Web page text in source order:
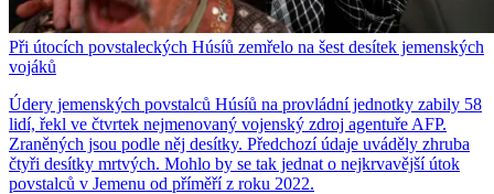
Při útocích povstaleckých Húsíů zemřelo na šest desítek jemenských
vojáků
Údery jemenských povstalců Húsíů na provládní jednotky zabily 58
lidí, řekl ve čtvrtek nejmenovaný vojenský zdroj agentuře AFP.
Zraněných jsou podle něj desítky. Předchozí údaje uváděly zhruba
čtyři desítky mrtvých. Mohlo by se tak jednat o nejkrvavější útok
povstalců v Jemenu od příměří z roku 2022.